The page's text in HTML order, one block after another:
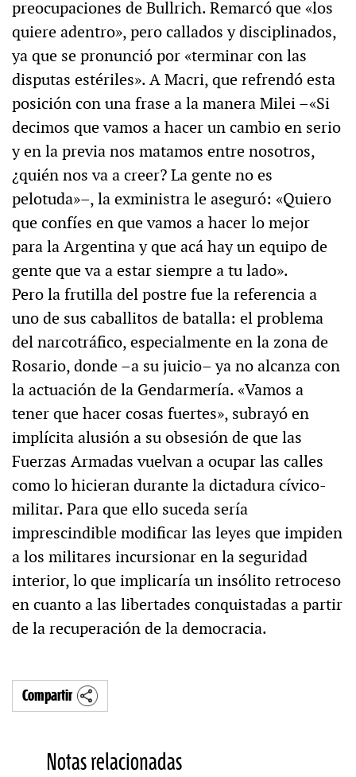
preocupaciones de Bullrich. Remarcó que «los
quiere adentro», pero callados y disciplinados,
ya que se pronunció por «terminar con las
disputas estériles». A Macri, que refrendó esta
posición con una frase a la manera Milei –«Si
decimos que vamos a hacer un cambio en serio
y en la previa nos matamos entre nosotros,
¿quién nos va a creer? La gente no es
pelotuda»–, la exministra le aseguró: «Quiero
que confíes en que vamos a hacer lo mejor
para la Argentina y que acá hay un equipo de
gente que va a estar siempre a tu lado».
Pero la frutilla del postre fue la referencia a
uno de sus caballitos de batalla: el problema
del narcotráfico, especialmente en la zona de
Rosario, donde –a su juicio– ya no alcanza con
la actuación de la Gendarmería. «Vamos a
tener que hacer cosas fuertes», subrayó en
implícita alusión a su obsesión de que las
Fuerzas Armadas vuelvan a ocupar las calles
como lo hicieran durante la dictadura cívico-
militar. Para que ello suceda sería
imprescindible modificar las leyes que impiden
a los militares incursionar en la seguridad
interior, lo que implicaría un insólito retroceso
en cuanto a las libertades conquistadas a partir
de la recuperación de la democracia.
Compartir
Notas relacionadas